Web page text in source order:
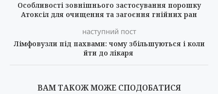
Особливості зовнішнього застосування порошку
Атоксіл для очищення та загоєння гнійних ран
наступний пост
Лімфовузли під пахвами: чому збільшуються і коли
йти до лікаря
ВАМ ТАКОЖ МОЖЕ СПОДОБАТИСЯ